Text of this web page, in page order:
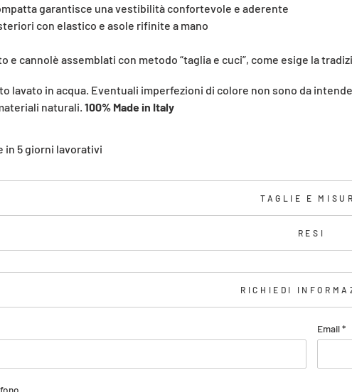
garantisce una vestibilità confortevole e aderente
con elastico e asole rifinite a mano
e cannolè assemblati con metodo “taglia e cuci”, come esige la
lavato in acqua. Eventuali imperfezioni di colore non sono da
naturali. 100% Made in Italy
in 5 giorni lavorativi
TAGLIE E
RESI
RICHIEDI
Email*